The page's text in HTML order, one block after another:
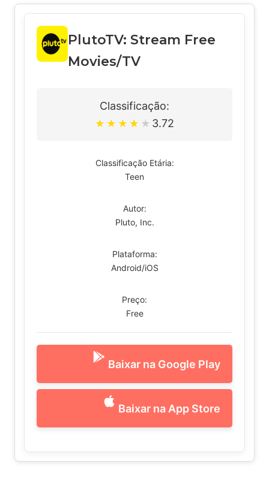
PlutoTV: Stream Free
Movies/TV
Classificação:
★ ★ ★ ★ ★ 3.72
Classificação Etária:
Teen
Autor:
Pluto, Inc.
Plataforma:
Android/iOS
Preço:
Free
Baixar na Google Play
Baixar na App Store